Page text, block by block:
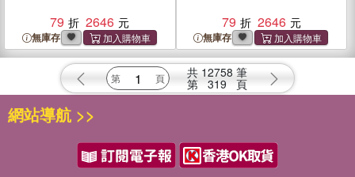
79
2646
無庫存
79
2646
無庫存
共 12758 筆
第 319 頁
網站導航 >>